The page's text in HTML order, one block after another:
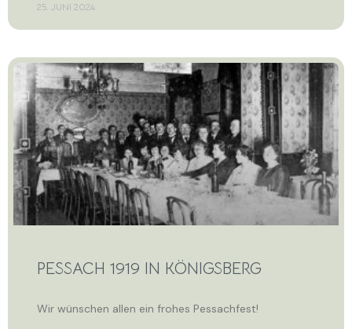
25. JUNI 2024
PESSACH 1919 IN KÖNIGSBERG
Wir wünschen allen ein frohes Pessachfest!